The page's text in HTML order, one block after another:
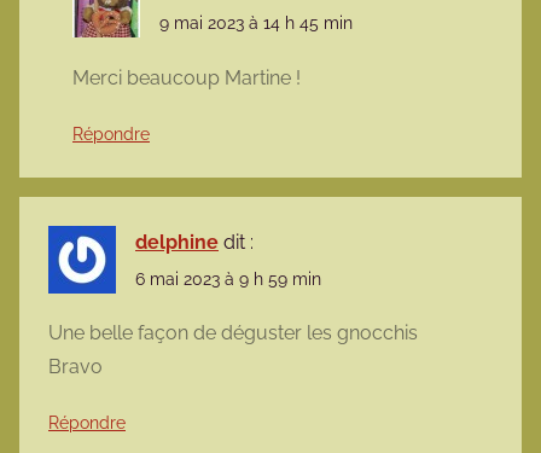
9 mai 2023 à 14 h 45 min
Merci beaucoup Martine !
Répondre
delphine dit :
6 mai 2023 à 9 h 59 min
Une belle façon de déguster les gnocchis
Bravo
Répondre